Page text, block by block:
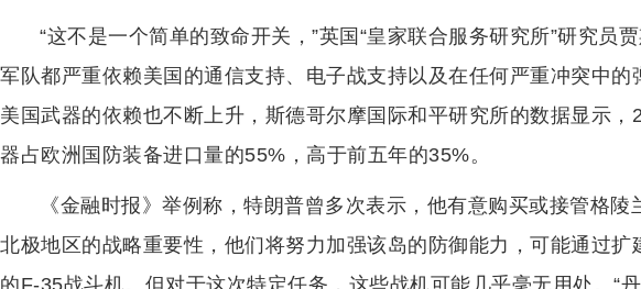
“这不是一个简单的致命开关，”英国“皇家联合服务研究所”研究员
军队都严重依赖美国的通信支持、电子战支持以及在任何严重冲突中的
美国武器的依赖也不断上升，斯德哥尔摩国际和平研究所的数据显示
器占欧洲国防装备进口量的55%，高于前五年的35%。
《金融时报》举例称，特朗普曾多次表示，他有意购买或接管格
北极地区的战略重要性，他们将努力加强该岛的防御能力，可能通过
的F-35战斗机。但对于这次特定任务，这些战机可能几乎毫无用处。“